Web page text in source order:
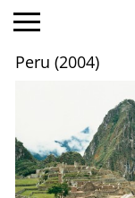
Peru (2004)